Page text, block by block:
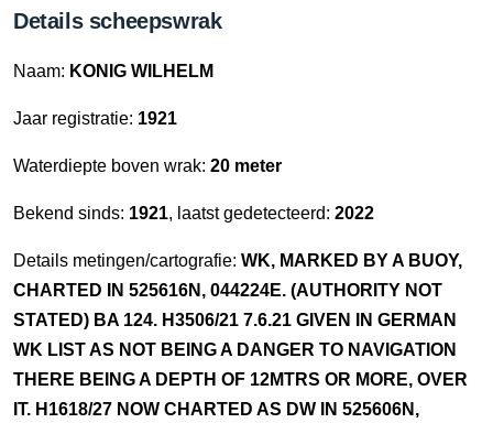
Details scheepswrak
Naam: KONIG WILHELM
Jaar registratie: 1921
Waterdiepte boven wrak: 20 meter
Bekend sinds: 1921, laatst gedetecteerd: 2022
Details metingen/cartografie: WK, MARKED BY A BUOY,
CHARTED IN 525616N, 044224E. (AUTHORITY NOT
STATED) BA 124. H3506/21 7.6.21 GIVEN IN GERMAN
WK LIST AS NOT BEING A DANGER TO NAVIGATION
THERE BEING A DEPTH OF 12MTRS OR MORE, OVER
IT. H1618/27 NOW CHARTED AS DW IN 525606N,